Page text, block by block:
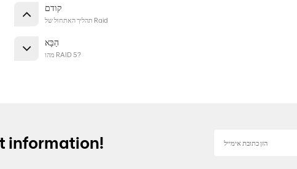
קודם
תהליך האתחול של Raid
הַבָּא
מהו RAID 5?
information!